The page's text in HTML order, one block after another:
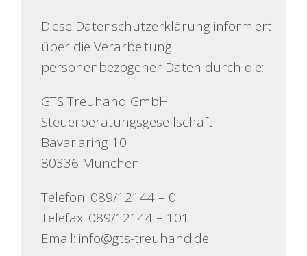
Diese Datenschutzerklärung informiert
über die Verarbeitung
personenbezogener Daten durch die:
GTS Treuhand GmbH
Steuerberatungsgesellschaft
Bavariaring 10
80336 München
Telefon: 089/12144 – 0
Telefax: 089/12144 – 101
Email: info@gts-treuhand.de